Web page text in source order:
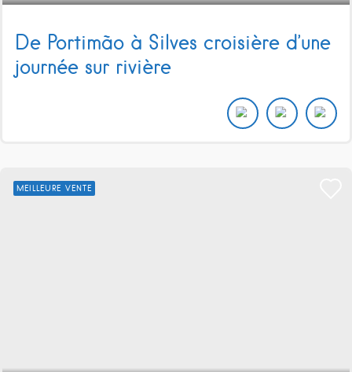
De Portimão à Silves croisière d’une
journée sur rivière
MEILLEURE VENTE